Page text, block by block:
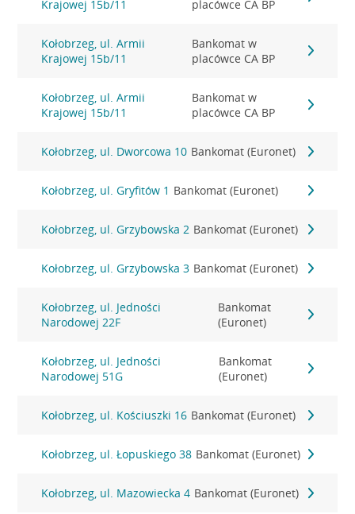
Krajowej 15b/11
placówce CA BP
Kołobrzeg, ul. Armii
Krajowej 15b/11
Bankomat w
placówce CA BP
Kołobrzeg, ul. Armii
Krajowej 15b/11
Bankomat w
placówce CA BP
Kołobrzeg, ul. Dworcowa 10 Bankomat (Euronet)
Kołobrzeg, ul. Gryfitów 1 Bankomat (Euronet)
Kołobrzeg, ul. Grzybowska 2 Bankomat (Euronet)
Kołobrzeg, ul. Grzybowska 3 Bankomat (Euronet)
Kołobrzeg, ul. Jedności
Narodowej 22F
Bankomat
(Euronet)
Kołobrzeg, ul. Jedności
Narodowej 51G
Bankomat
(Euronet)
Kołobrzeg, ul. Kościuszki 16 Bankomat (Euronet)
Kołobrzeg, ul. Łopuskiego 38 Bankomat (Euronet)
Kołobrzeg, ul. Mazowiecka 4 Bankomat (Euronet)